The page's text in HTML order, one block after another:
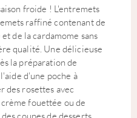
froide ! L'entremets
raffiné contenant de
de la cardamome sans
qualité. Une délicieuse
la préparation de
d'une poche à
des rosettes avec
fouettée ou de